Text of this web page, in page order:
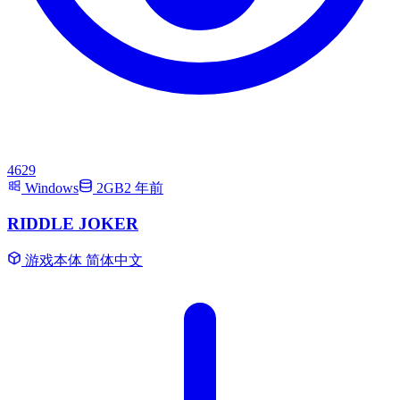
4629
Windows
2GB2 年前
RIDDLE JOKER
游戏本体 简体中文